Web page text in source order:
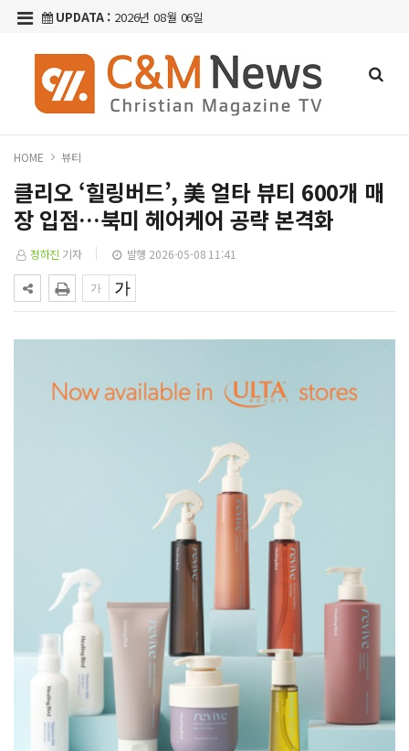
UPDATA : 2026년 08월 06일
HOME 뷰티
클리오 ‘힐링버드’, 美 얼타 뷰티 600개 매
장 입점…북미 헤어케어 공략 본격화
정하진 기자 발행 2026-05-08 11:41